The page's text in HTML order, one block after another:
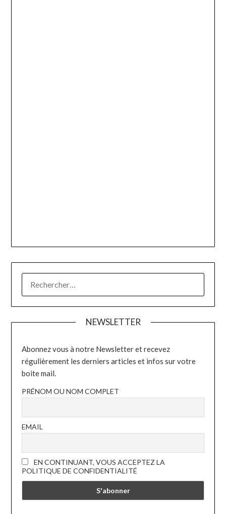
NEWSLETTER
Abonnez vous à notre Newsletter et recevez
régulièrement les derniers articles et infos sur votre
boite mail.
PRÉNOM OU NOM COMPLET
EMAIL
EN CONTINUANT, VOUS ACCEPTEZ LA
POLITIQUE DE CONFIDENTIALITÉ